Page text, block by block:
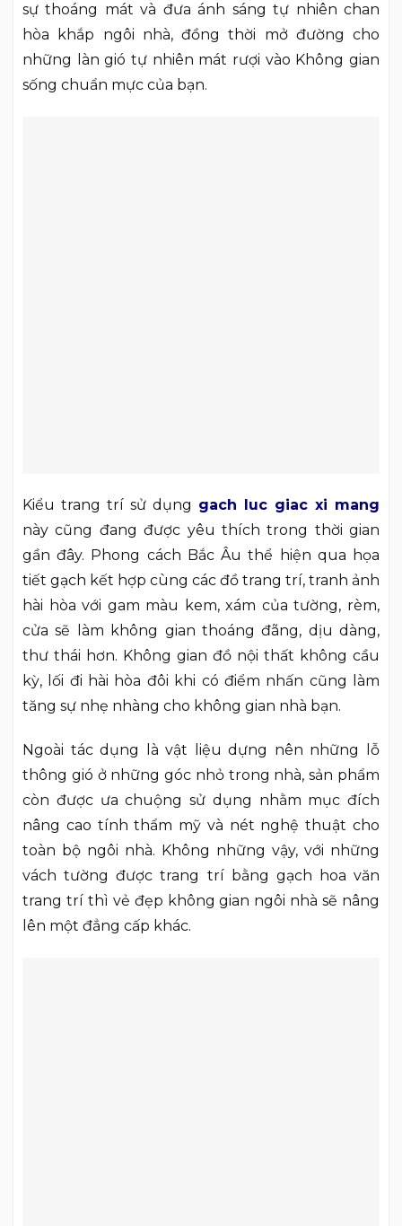
sự thoáng mát và đưa ánh sáng tự nhiên chan
hòa khắp ngôi nhà, đồng thời mở đường cho
những làn gió tự nhiên mát rượi vào Không gian
sống chuẩn mực của bạn.
Kiểu trang trí sử dụng gach luc giac xi mang
này cũng đang được yêu thích trong thời gian
gần đây. Phong cách Bắc Âu thể hiện qua họa
tiết gạch kết hợp cùng các đồ trang trí, tranh ảnh
hài hòa với gam màu kem, xám của tường, rèm,
cửa sẽ làm không gian thoáng đãng, dịu dàng,
thư thái hơn. Không gian đồ nội thất không cầu
kỳ, lối đi hài hòa đôi khi có điểm nhấn cũng làm
tăng sự nhẹ nhàng cho không gian nhà bạn.
Ngoài tác dụng là vật liệu dựng nên những lỗ
thông gió ở những góc nhỏ trong nhà, sản phẩm
còn được ưa chuộng sử dụng nhằm mục đích
nâng cao tính thẩm mỹ và nét nghệ thuật cho
toàn bộ ngôi nhà. Không những vậy, với những
vách tường được trang trí bằng gạch hoa văn
trang trí thì vẻ đẹp không gian ngôi nhà sẽ nâng
lên một đẳng cấp khác.